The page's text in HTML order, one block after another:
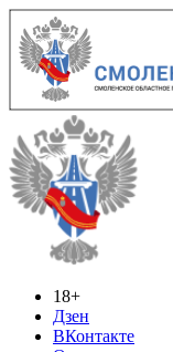
18+
Дзен
ВКонтакте